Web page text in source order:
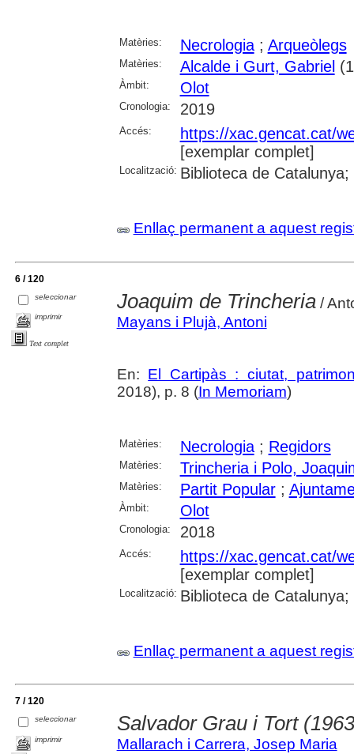
Matèries: Necrologia; Arqueòlegs
Matèries: Alcalde i Gurt, Gabriel
Àmbit: Olot
Cronologia: 2019
Accés:
https://xac.gencat.cat/
[exemplar complet]
Localització: Biblioteca de
Enllaç permanent a aquest
6 / 120
seleccionar
imprimir
Text complet
Joaquim de Trincheria/
Mayans i Plujà, Antoni
En: El Cartipàs : ciutat,
2018), p. 8 (In Memoriam)
Matèries: Necrologia; Regidors
Matèries: Trincheria i Polo,
Matèries: Partit Popular;
Àmbit: Olot
Cronologia: 2018
Accés:
https://xac.gencat.cat/
[exemplar complet]
Localització: Biblioteca de
Enllaç permanent a aquest
7 / 120
seleccionar
imprimir
Salvador Grau i Tort
Mallarach i Carrera, Josep Maria